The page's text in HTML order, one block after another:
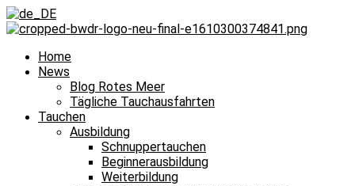
Home
News
Blog Rotes Meer
Tägliche Tauchausfahrten
Tauchen
Ausbildung
Schnuppertauchen
Beginnerausbildung
Weiterbildung